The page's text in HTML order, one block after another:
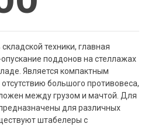
техники, главная
поддонов на стеллажах
Является компактным
большого противовеса,
между грузом и мачтой. Для
для различных
штабелеры с